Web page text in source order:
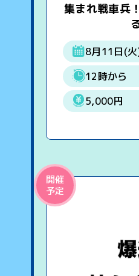
集まれ戦車兵
8月11日(
12時から
5,000円
開催
予定